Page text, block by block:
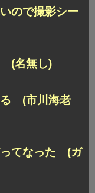
ので撮影シー
(名無し)
る (市川海老
ってなった (ガ